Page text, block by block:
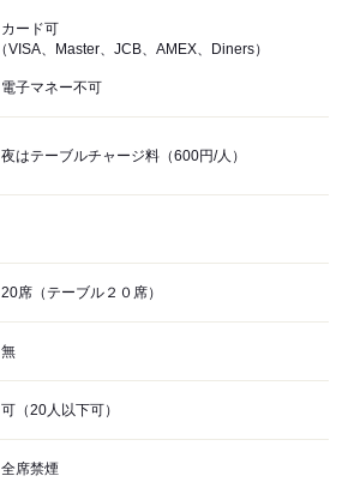
カード可
（VISA、Master、JCB、AMEX、Diners）
電子マネー不可
夜はテーブルチャージ料（600円/人）
20席（テーブル２０席）
無
可（20人以下可）
全席禁煙